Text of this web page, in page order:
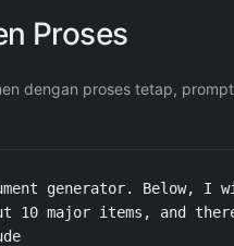
Proses
dengan proses tetap,
generator. Below,
10 major items, and